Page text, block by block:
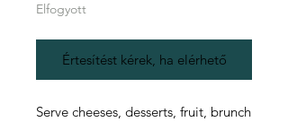
Elfogyott
Értesítést kérek, ha elérhető
Serve cheeses, desserts, fruit, brunch